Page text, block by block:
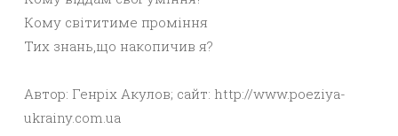
Кому світитиме проміння
Тих знань,що накопичив я?
Автор: Генріх Акулов; сайт: http://www.poeziya-
ukrainy.com.uа